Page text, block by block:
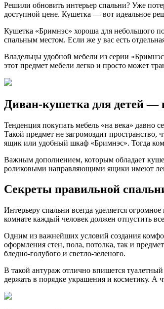
Решили обновить интерьер спальни? Уже
доступной цене. Кушетка — вот идеальное
Кушетка «Бримнэс» хороша для небольшого
спальным местом. Если же у вас есть
Владельцы удобной мебели из серии
этот предмет мебели легко и просто может
Диван-кушетка для детей —
Тенденция покупать мебель «на века» давно
Такой предмет не загромоздит
ящик или удобный шкаф «Бримнэс». Тогда
Важным дополнением, которым обладает
роликовыми направляющими ящики имеют
Секреты правильной
Интерьеру спальни всегда уделяется
комнате каждый человек должен отпустить
Одним из важнейших условий создания
оформления стен, пола, потолка, так и
бледно-голубого и светло-зеленого.
В такой антураж отлично впишется
держать в порядке украшения и косметику.